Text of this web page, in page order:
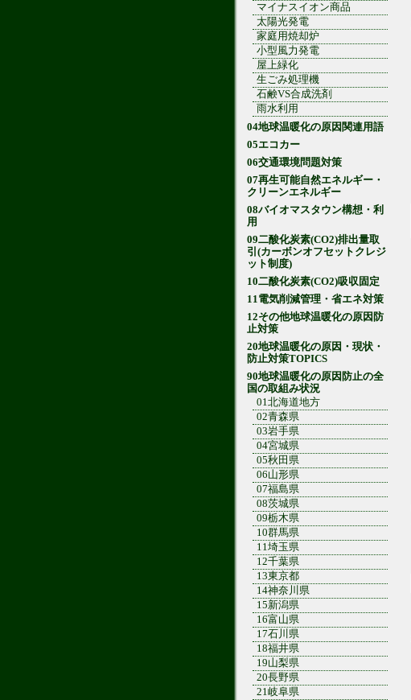
マイナスイオン商品
太陽光発電
家庭用焼却炉
小型風力発電
屋上緑化
生ごみ処理機
石鹸VS合成洗剤
雨水利用
04地球温暖化の原因関連用語
05エコカー
06交通環境問題対策
07再生可能自然エネルギー・
クリーンエネルギー
08バイオマスタウン構想・利
用
09二酸化炭素(CO2)排出量取
引(カーボンオフセットクレジ
ット制度)
10二酸化炭素(CO2)吸収固定
11電気削減管理・省エネ対策
12その他地球温暖化の原因防
止対策
20地球温暖化の原因・現状・
防止対策TOPICS
90地球温暖化の原因防止の全
国の取組み状況
01北海道地方
02青森県
03岩手県
04宮城県
05秋田県
06山形県
07福島県
08茨城県
09栃木県
10群馬県
11埼玉県
12千葉県
13東京都
14神奈川県
15新潟県
16富山県
17石川県
18福井県
19山梨県
20長野県
21岐阜県